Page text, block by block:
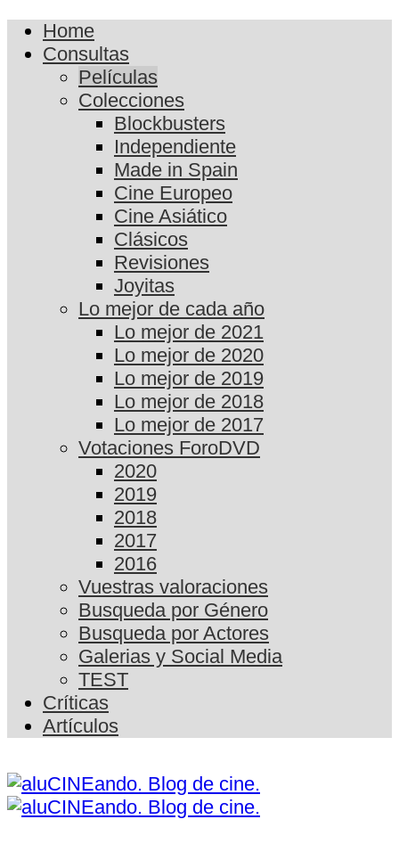
Home
Consultas
Películas
Colecciones
Blockbusters
Independiente
Made in Spain
Cine Europeo
Cine Asiático
Clásicos
Revisiones
Joyitas
Lo mejor de cada año
Lo mejor de 2021
Lo mejor de 2020
Lo mejor de 2019
Lo mejor de 2018
Lo mejor de 2017
Votaciones ForoDVD
2020
2019
2018
2017
2016
Vuestras valoraciones
Busqueda por Género
Busqueda por Actores
Galerias y Social Media
TEST
Críticas
Artículos